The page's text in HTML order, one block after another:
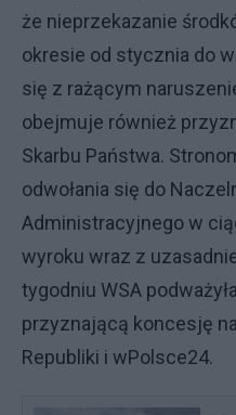
że nieprzekazanie
okresie od stycznia do
się z rażącym
obejmuje również
Skarbu Państwa.
odwołania się do
Administracyjnego w
wyroku wraz z
tygodniu WSA
przyznającą koncesję
Republiki i wPolsce24.